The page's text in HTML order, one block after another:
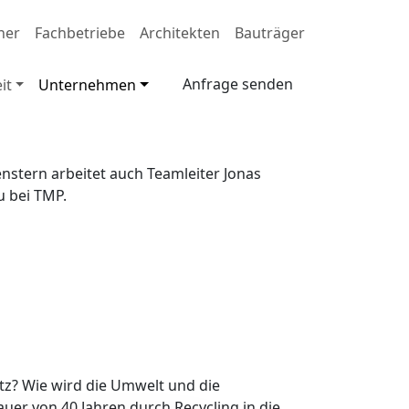
Fachbetriebe Architekten Bauträger
Unternehmen Anfrage senden
arbeitet auch Teamleiter Jonas
bei TMP.
Wie wird die Umwelt und die